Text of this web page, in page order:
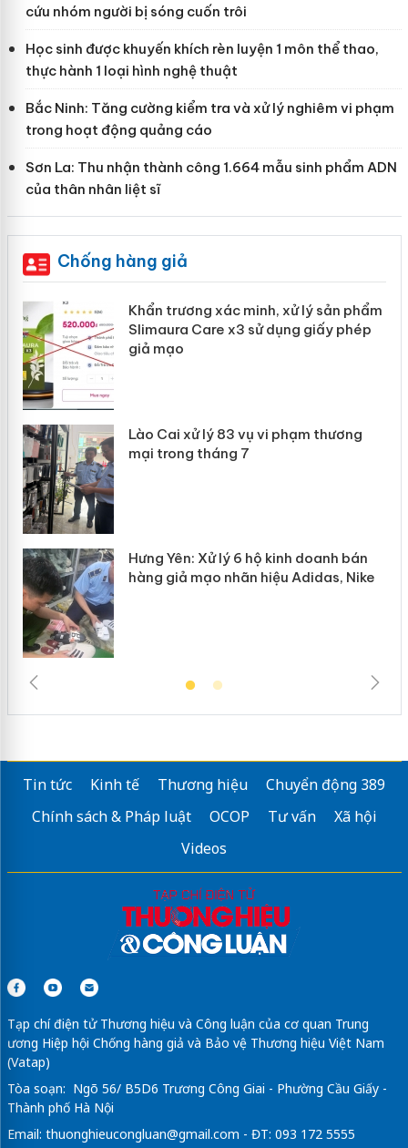
cứu nhóm người bị sóng cuốn trôi
Học sinh được khuyến khích rèn luyện 1 môn thể thao,
thực hành 1 loại hình nghệ thuật
Bắc Ninh: Tăng cường kiểm tra và xử lý nghiêm vi phạm
trong hoạt động quảng cáo
Sơn La: Thu nhận thành công 1.664 mẫu sinh phẩm ADN
của thân nhân liệt sĩ
Chống hàng giả
Khẩn trương xác minh, xử lý sản phẩm
Slimaura Care x3 sử dụng giấy phép
giả mạo
Lào Cai xử lý 83 vụ vi phạm thương
mại trong tháng 7
Hưng Yên: Xử lý 6 hộ kinh doanh bán
hàng giả mạo nhãn hiệu Adidas, Nike
Tin tức Kinh tế Thương hiệu
Chuyển động 389
Chính sách & Pháp luật
OCOP Tư vấn
Xã hội
Videos
Tạp chí điện tử Thương hiệu và Công luận của cơ quan Trung
ương Hiệp hội Chống hàng giả và Bảo vệ Thương hiệu Việt Nam
(Vatap)
Tòa soạn: Ngõ 56/ B5D6 Trương Công Giai - Phường Cầu Giấy -
Thành phố Hà Nội
Email: thuonghieucongluan@gmail.com - ĐT: 093 172 5555